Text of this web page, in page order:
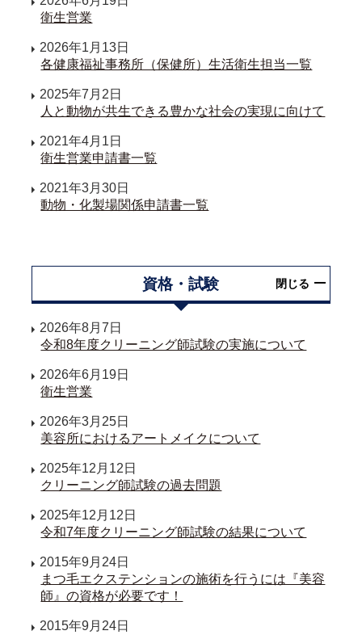
衛生営業
2026年1月13日
各健康福祉事務所（保健所）生活衛生担当一覧
2025年7月2日
人と動物が共生できる豊かな社会の実現に向けて
2021年4月1日
衛生営業申請書一覧
2021年3月30日
動物・化製場関係申請書一覧
資格・試験 閉じる
2026年8月7日
令和8年度クリーニング師試験の実施について
2026年6月19日
衛生営業
2026年3月25日
美容所におけるアートメイクについて
2025年12月12日
クリーニング師試験の過去問題
2025年12月12日
令和7年度クリーニング師試験の結果について
2015年9月24日
まつ毛エクステンションの施術を行うには『美容
師』の資格が必要です！
2015年9月24日